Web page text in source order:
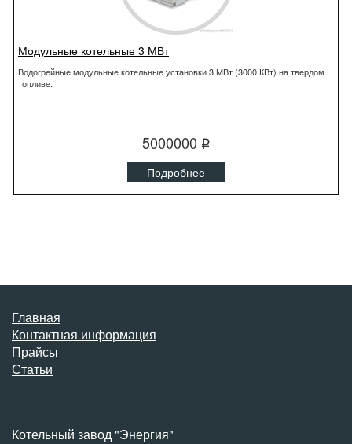
Модульные котельные 3 МВт
Водогрейные модульные котельные установки 3 МВт (3000 КВт) на твердом
топливе.
5000000 q
Подробнее
Главная
Контактная информация
Прайсы
Статьи
Котельный завод "Энергия"